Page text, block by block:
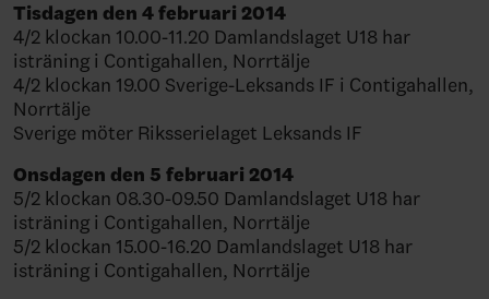
Tisdagen den 4 februari 2014
4/2 klockan 10.00-11.20 Damlandslaget U18 har
isträning i Contigahallen, Norrtälje
4/2 klockan 19.00 Sverige-Leksands IF i Contigahallen,
Norrtälje
Sverige möter Riksserielaget Leksands IF
Onsdagen den 5 februari 2014
5/2 klockan 08.30-09.50 Damlandslaget U18 har
isträning i Contigahallen, Norrtälje
5/2 klockan 15.00-16.20 Damlandslaget U18 har
isträning i Contigahallen, Norrtälje